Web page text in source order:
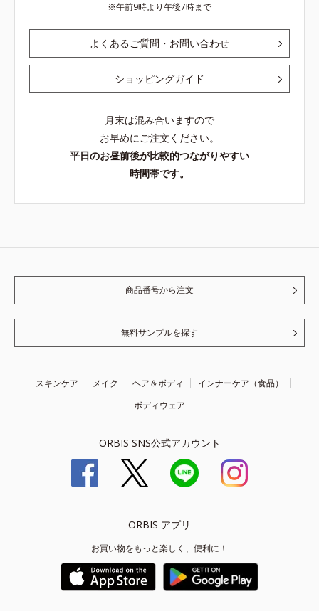
午前9時より午後7時まで
よくあるご質問・お問い合わせ
ショッピングガイド
月末は混み合いますので
お早めにご注文ください。
平日のお昼前後が比較的つながりやすい
時間帯です。
商品番号から注文
無料サンプルを探す
スキンケア メイク ヘア＆ボディ
インナーケア（食品）
ボディウェア
ORBIS SNS公式アカウント
ORBIS アプリ
お買い物をもっと楽しく、便利に！